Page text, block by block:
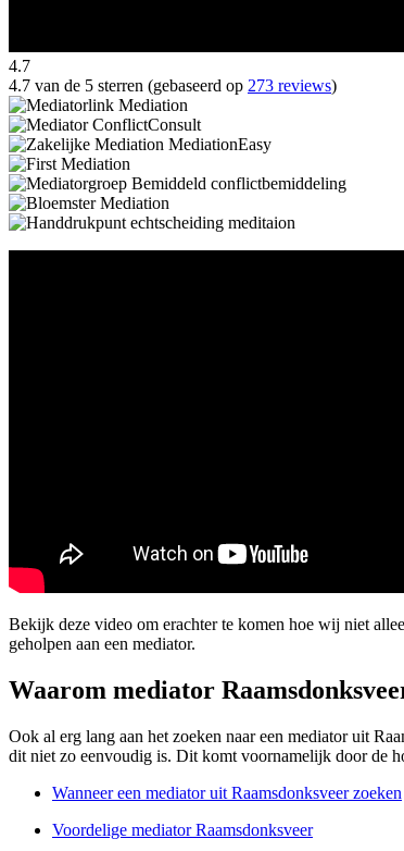
4.7
4.7 van de 5 sterren (gebaseerd op 273 reviews)
Bekijk deze video om erachter te komen hoe wij niet
geholpen aan een mediator.
Waarom mediator
Ook al erg lang aan het zoeken naar een mediator uit
dit niet zo eenvoudig is. Dit komt voornamelijk door de
Wanneer een mediator uit Raamsdonksveer zoeken
Voordelige mediator Raamsdonksveer